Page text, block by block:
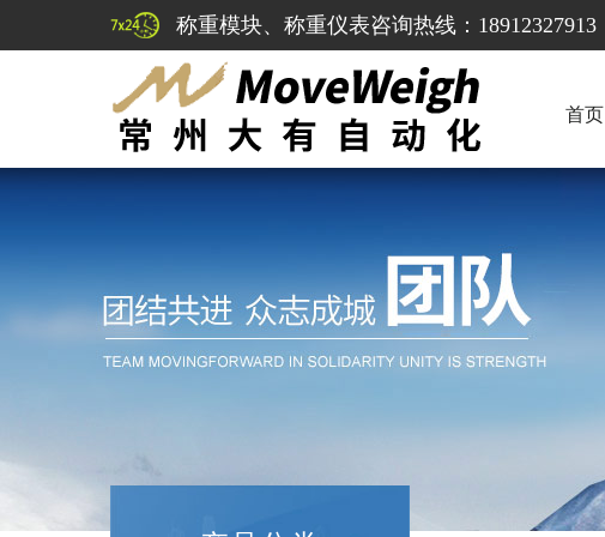
称重模块、称重仪表咨询热线：18912327913
首页